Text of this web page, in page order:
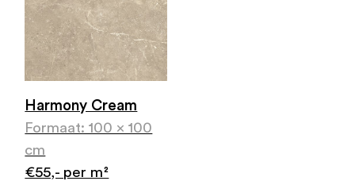
Harmony Cream
Formaat: 100 x 100
cm
€55,- per m²